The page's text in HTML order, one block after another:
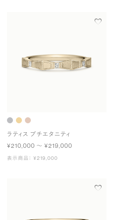
ラティス プチエタニティ
¥210,000 〜 ¥219,000
表示商品： ¥219,000